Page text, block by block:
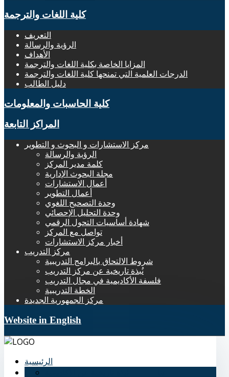
كلية اللغات والترجمة
التعريف
الرؤية والرسالة
الأهداف
المزايا الخاصة بكلية اللغات والترجمة
الدرجات العلمية التي تمنحها كلية اللغات والترجمة
دليل الطالب
كلية الحاسبات والمعلومات
المراكز التابعة
مركز الاستشارات و البحوث و التطوير
الرؤية والرسالة
كلمة مدير المركز
مجلة البحوث الإدارية
أعمال الاستشارات
أعمال التطوير
وحدة التصحيح اللغوي
وحدة التحليل الإحصائي
شهادة أساسيات التحول الرقمي
تواصل مع المركز
أخبار مركز الاستشارات
مركز التدريب
شروط الالتحاق بالبرامج التدريبية
نُبذة تاريخية عن مركز التدريب
فلسفة الأكاديمية في مجال التدريب
الخطة التدريبية
مركز الجمهورية الجديدة
Website in English
الرئيسية